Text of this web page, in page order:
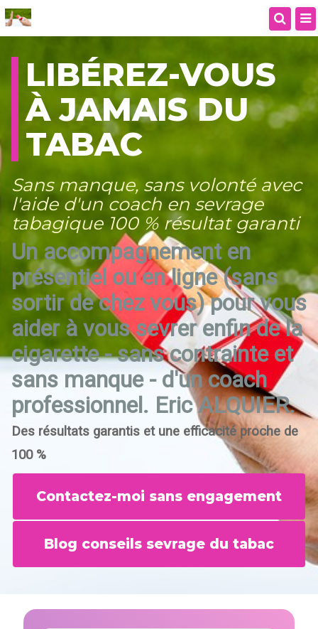
LIBÉREZ-VOUS
À JAMAIS DU
TABAC
Sans manque, sans volonté avec
l'aide d'un coach en sevrage
tabagique 100 % résultat garanti
Un accompagnement en
présentiel ou en ligne (sans
sortir de chez vous) pour vous
aider à vous sevrer enfin de la
cigarette - sans contrainte et
sans manque - d'un coach
professionnel. Eric ALQUIER.
Des résultats garantis et une efficacité proche de
100 %
Contactez-moi sans engagement
Blog conseils sevrage du tabac